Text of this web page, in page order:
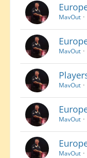
MavOut
MavOut
MavOut
MavOut
MavOut